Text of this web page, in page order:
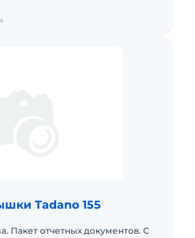
Tadano 155
Пакет отчетных документов. С